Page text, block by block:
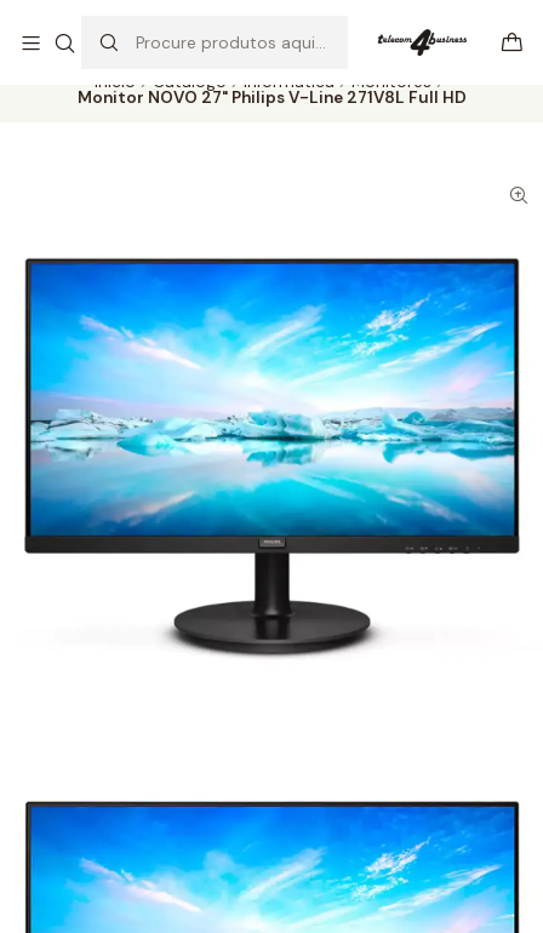
Ler mais
Início Catálogo Informática Monitores
Monitor NOVO 27" Philips V-Line 271V8L Full HD